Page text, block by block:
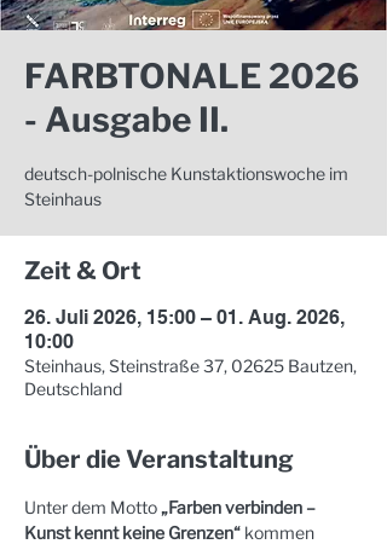
FARBTONALE 2026
- Ausgabe II.
deutsch-polnische Kunstaktionswoche im
Steinhaus
Zeit & Ort
26. Juli 2026, 15:00 – 01. Aug. 2026,
10:00
Steinhaus, Steinstraße 37, 02625 Bautzen,
Deutschland
Über die Veranstaltung
Unter dem Motto „Farben verbinden –
Kunst kennt keine Grenzen“ kommen